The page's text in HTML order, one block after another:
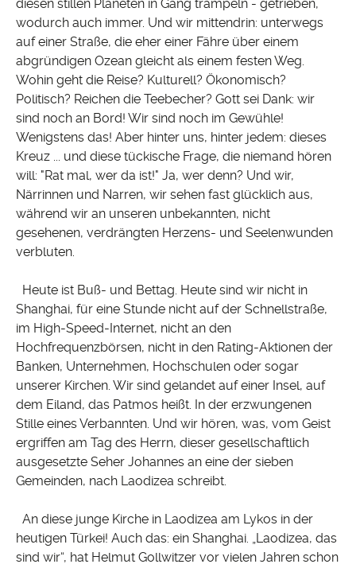
diesen stillen Planeten in Gang trampeln - getrieben,
wodurch auch immer. Und wir mittendrin: unterwegs
auf einer Straße, die eher einer Fähre über einem
abgründigen Ozean gleicht als einem festen Weg.
Wohin geht die Reise? Kulturell? Ökonomisch?
Politisch? Reichen die Teebecher? Gott sei Dank: wir
sind noch an Bord! Wir sind noch im Gewühle!
Wenigstens das! Aber hinter uns, hinter jedem: dieses
Kreuz ... und diese tückische Frage, die niemand hören
will: "Rat mal, wer da ist!" Ja, wer denn? Und wir,
Närrinnen und Narren, wir sehen fast glücklich aus,
während wir an unseren unbekannten, nicht
gesehenen, verdrängten Herzens- und Seelenwunden
verbluten.
Heute ist Buß- und Bettag. Heute sind wir nicht in
Shanghai, für eine Stunde nicht auf der Schnellstraße,
im High-Speed-Internet, nicht an den
Hochfrequenzbörsen, nicht in den Rating-Aktionen der
Banken, Unternehmen, Hochschulen oder sogar
unserer Kirchen. Wir sind gelandet auf einer Insel, auf
dem Eiland, das Patmos heißt. In der erzwungenen
Stille eines Verbannten. Und wir hören, was, vom Geist
ergriffen am Tag des Herrn, dieser gesellschaftlich
ausgesetzte Seher Johannes an eine der sieben
Gemeinden, nach Laodizea schreibt.
An diese junge Kirche in Laodizea am Lykos in der
heutigen Türkei! Auch das: ein Shanghai. „Laodizea, das
sind wir“, hat Helmut Gollwitzer vor vielen Jahren schon